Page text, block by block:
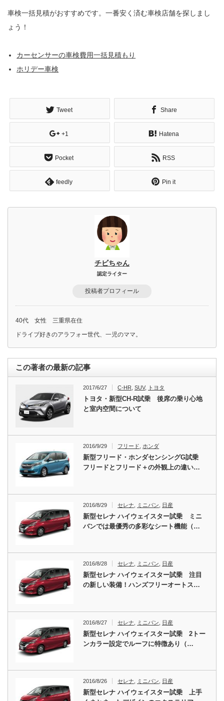
車検一括見積がおすすめです。一番安く済む車検店舗を探しまし
ょう！
カーセンサーの車検費用一括見積もり
ホリデー車検
Tweet Share
+1 Hatena
Pocket RSS
feedly Pin it
チビちゃん
認定ライター
投稿者プロフィール
40代 女性 三重県在住
ドライブ好きのアラフォー世代、一児のママ。
この著者の最新の記事
2017/6/27 C-HR ,SUV, トヨタ
トヨタ・新型CH-R試乗 後席の乗り心地
と室内空間について
2016/9/29 フリード ホンダ
新型フリード・ホンダセンシングG試乗
フリードとフリード＋の外観上の違い…
2016/8/29 セレナ ミニバン 日産
新型セレナ ハイウェイスター試乗 ミニ
バンでは最優秀の多彩なシート機能（…
2016/8/28 セレナ ミニバン 日産
新型セレナ ハイウェイスター試乗 注目
の新しい装備！ハンズフリーオートス…
2016/8/27 セレナ ミニバン 日産
新型セレナ ハイウェイスター試乗 2トー
ンカラー設定でルーフに特徴あり（…
2016/8/26 セレナ ミニバン 日産
新型セレナ ハイウェイスター試乗 上手